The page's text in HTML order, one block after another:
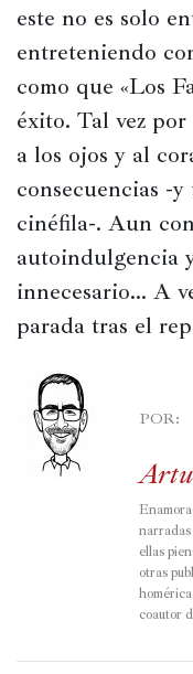
este no es solo
entreteniendo
como que «Los
éxito. Tal vez
a los ojos y al
consecuencias -
cinéfila-. Aun
autoindulgencia
innecesario… A
parada tras el
POR:
narradas
ellas
otras
coautor